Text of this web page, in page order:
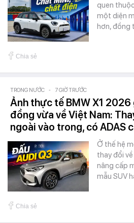
quen
một diện
hơn, đồng
Chia sẻ
TRONG NƯỚC - 7 GIỜ TRƯỚC
Ảnh thực tế BMW X1 2026
đồng vừa về Việt Nam:
ngoài vào trong, có ADAS
Ở thế hệ
thay đổi
nâng cấp
mẫu SUV
Chia sẻ